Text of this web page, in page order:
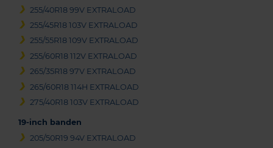
255/40R18 99V EXTRALOAD
255/45R18 103V EXTRALOAD
255/55R18 109V EXTRALOAD
255/60R18 112V EXTRALOAD
265/35R18 97V EXTRALOAD
265/60R18 114H EXTRALOAD
275/40R18 103V EXTRALOAD
19-inch banden
205/50R19 94V EXTRALOAD